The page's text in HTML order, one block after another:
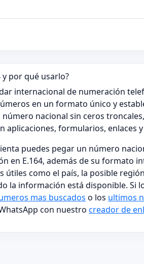
y por qué usarlo?
internacional de numeración
en un formato único y
número nacional sin ceros
aplicaciones, formularios, enlaces y
puedes pegar un número
en E.164, además de su formato
útiles como el país, la posible
la información está disponible. Si
mas buscados o los ultimos
con nuestro creador de